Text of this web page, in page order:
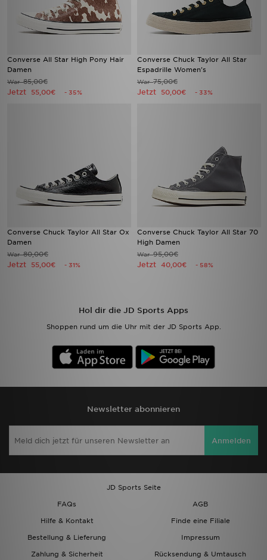
Converse All Star High Pony Hair
Damen
War85,00€
Jetzt 55,00€ - 35%
Converse Chuck Taylor All Star
Espadrille Women's
War75,00€
Jetzt 50,00€ - 33%
Converse Chuck Taylor All Star Ox
Damen
War80,00€
Jetzt 55,00€ - 31%
Converse Chuck Taylor All Star 70
High Damen
War95,00€
Jetzt 40,00€ - 58%
Hol dir die JD Sports Apps
Shoppen rund um die Uhr mit der JD Sports App.
Newsletter abonnieren
Anmelden
JD Sports Seite
FAQs
AGB
Hilfe & Kontakt
Finde eine Filiale
Bestellung & Lieferung
Impressum
Zahlung & Sicherheit
Rücksendung & Umtausch